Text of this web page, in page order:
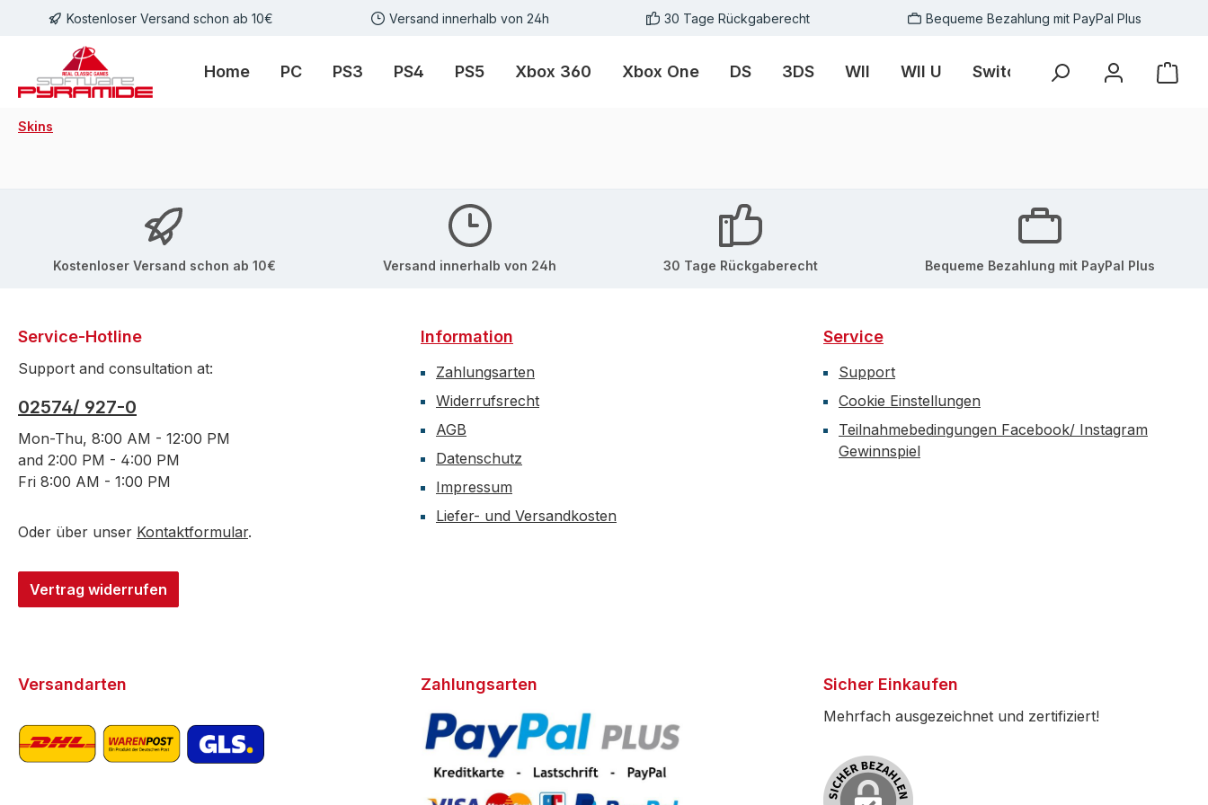
Hauptinhalt springen
Zur Suche springen
Zur Hauptnavigation springen
Kostenloser Versand schon ab 10€ Versand innerhalb von 24h 30 Tage Rückgaberecht Bequeme Bezahlung mit PayPal Plus
Home PC PS3 PS4 PS5 Xbox 360 Xbox One DS 3DS WII WII U Switch Skins Zubehör
Skins
Kostenloser Versand schon ab 10€ Versand innerhalb von 24h 30 Tage Rückgaberecht Bequeme Bezahlung mit PayPal Plus
Service-Hotline
Support and consultation at:
02574/ 927-0
Mon-Thu, 8:00 AM - 12:00 PM
and 2:00 PM - 4:00 PM
Fri 8:00 AM - 1:00 PM
Oder über unser Kontaktformular.
Vertrag widerrufen
Information
Zahlungsarten
Widerrufsrecht
AGB
Datenschutz
Impressum
Liefer- und Versandkosten
Service
Support
Cookie Einstellungen
Teilnahmebedingungen Facebook/ Instagram
Gewinnspiel
Versandarten Zahlungsarten Sicher Einkaufen
Mehrfach ausgezeichnet und zertifiziert!